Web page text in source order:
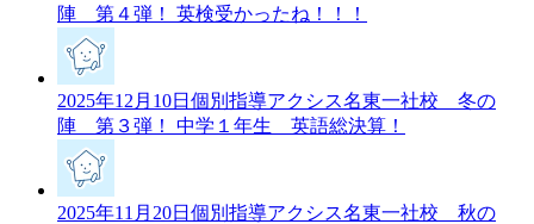
陣 第４弾！ 英検受かったね！！！
2025年12月10日 個別指導アクシス名東一社校 冬の
陣 第３弾！ 中学１年生 英語総決算！
2025年11月20日 個別指導アクシス名東一社校 秋の